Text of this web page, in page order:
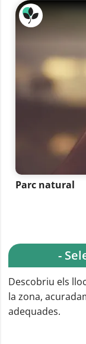
Parc natural
-
Descobriu els
la zona,
adequades.